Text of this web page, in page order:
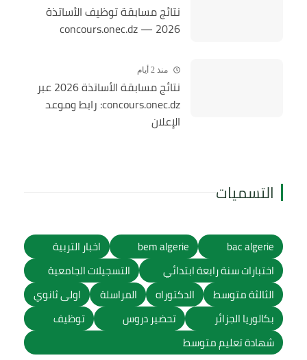
نتائج مسابقة توظيف الأساتذة
2026 — concours.onec.dz
منذ 2 أيام
نتائج مسابقة الأساتذة 2026 عبر
concours.onec.dz: رابط وموعد
الإعلان
التسميات
bac algerie
bem algerie
اخبار التربية
اختبارات سنة رابعة ابتدائي
التسجيلات الجامعية
الثالثة متوسط
الدكتوراه المراسلة
اولى ثانوي
بكالوريا الجزائر
تحضير دروس
توظيف
شهادة تعليم متوسط